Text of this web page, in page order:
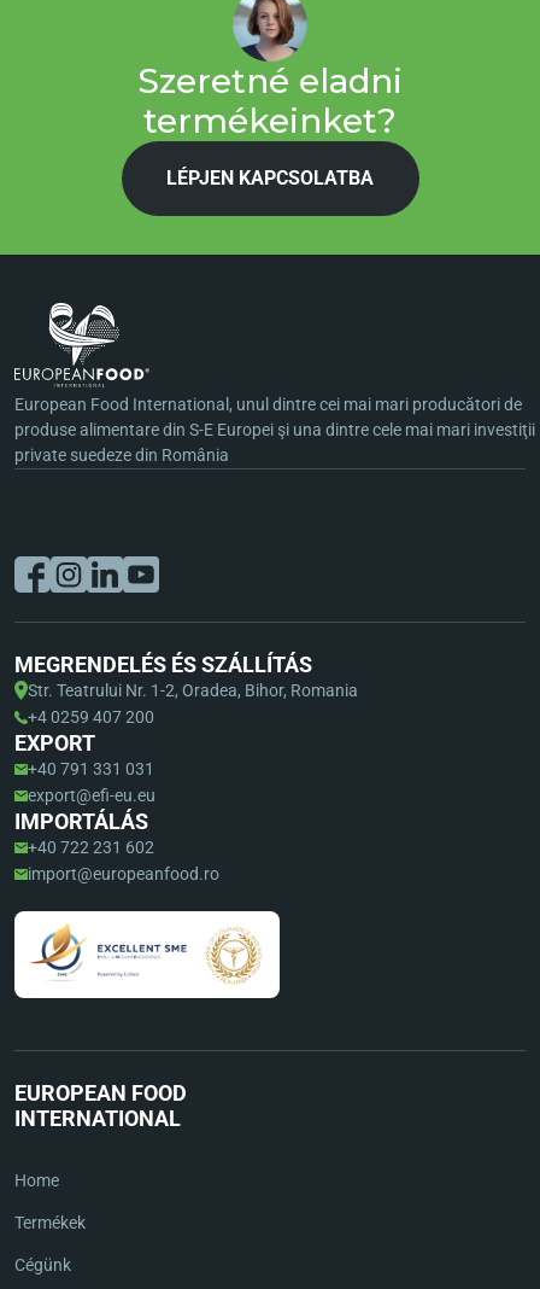
Szeretné eladni
termékeinket?
LÉPJEN KAPCSOLATBA
European Food International, unul dintre cei mai mari producători de
produse alimentare din S-E Europei şi una dintre cele mai mari investiţii
private suedeze din România
MEGRENDELÉS ÉS SZÁLLÍTÁS
Str. Teatrului Nr. 1-2, Oradea, Bihor, Romania
+4 0259 407 200
EXPORT
+40 791 331 031
export@efi-eu.eu
IMPORTÁLÁS
+40 722 231 602
import@europeanfood.ro
EUROPEAN FOOD
INTERNATIONAL
Home
Termékek
Cégünk